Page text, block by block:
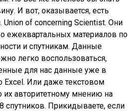
И вот, оказывается, есть
Union of concerning Scientist. Они
ежеквартальных материалов по
и спутникам. Данные
легко воспользоваться,
для нас данные уже в
Excel. Или даже текстовом
их авторитетному мнению на
спутников. Прикидываете, если